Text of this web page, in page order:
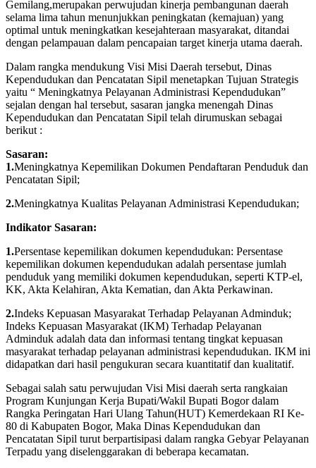
Gemilang,merupakan perwujudan kinerja pembangunan daerah
selama lima tahun menunjukkan peningkatan (kemajuan) yang
optimal untuk meningkatkan kesejahteraan masyarakat, ditandai
dengan pelampauan dalam pencapaian target kinerja utama daerah.
Dalam rangka mendukung Visi Misi Daerah tersebut, Dinas
Kependudukan dan Pencatatan Sipil menetapkan Tujuan Strategis
yaitu “ Meningkatnya Pelayanan Administrasi Kependudukan”
sejalan dengan hal tersebut, sasaran jangka menengah Dinas
Kependudukan dan Pencatatan Sipil telah dirumuskan sebagai
berikut :
Sasaran:
1.Meningkatnya Kepemilikan Dokumen Pendaftaran Penduduk dan
Pencatatan Sipil;
2.Meningkatnya Kualitas Pelayanan Administrasi Kependudukan;
Indikator Sasaran:
1.Persentase kepemilikan dokumen kependudukan: Persentase
kepemilikan dokumen kependudukan adalah persentase jumlah
penduduk yang memiliki dokumen kependudukan, seperti KTP-el,
KK, Akta Kelahiran, Akta Kematian, dan Akta Perkawinan.
2.Indeks Kepuasan Masyarakat Terhadap Pelayanan Adminduk;
Indeks Kepuasan Masyarakat (IKM) Terhadap Pelayanan
Adminduk adalah data dan informasi tentang tingkat kepuasan
masyarakat terhadap pelayanan administrasi kependudukan. IKM ini
didapatkan dari hasil pengukuran secara kuantitatif dan kualitatif.
Sebagai salah satu perwujudan Visi Misi daerah serta rangkaian
Program Kunjungan Kerja Bupati/Wakil Bupati Bogor dalam
Rangka Peringatan Hari Ulang Tahun(HUT) Kemerdekaan RI Ke-
80 di Kabupaten Bogor, Maka Dinas Kependudukan dan
Pencatatan Sipil turut berpartisipasi dalam rangka Gebyar Pelayanan
Terpadu yang diselenggarakan di beberapa kecamatan.